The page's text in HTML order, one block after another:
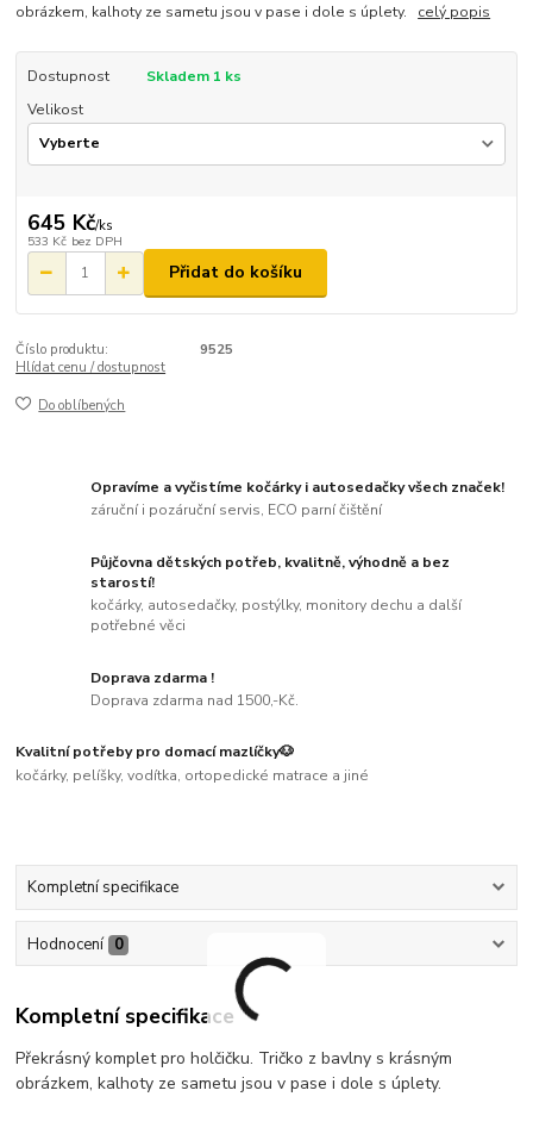
obrázkem, kalhoty ze sametu jsou v pase i dole s úplety. celý popis
Dostupnost
Skladem 1 ks
Velikost
645 Kč/ks
533 Kč bez DPH
Přidat do košíku
Číslo produktu:
9525
Hlídat cenu / dostupnost
Do oblíbených
Opravíme a vyčistíme kočárky i autosedačky všech značek!
záruční i pozáruční servis, ECO parní čištění
Půjčovna dětských potřeb, kvalitně, výhodně a bez
starostí!
kočárky, autosedačky, postýlky, monitory dechu a další
potřebné věci
Doprava zdarma !
Doprava zdarma nad 1500,-Kč.
Kvalitní potřeby pro domací mazlíčky🐶
kočárky, pelíšky, vodítka, ortopedické matrace a jiné
Kompletní specifikace
Hodnocení 0
Kompletní specifikace
Překrásný komplet pro holčičku. Tričko z bavlny s krásným
obrázkem, kalhoty ze sametu jsou v pase i dole s úplety.